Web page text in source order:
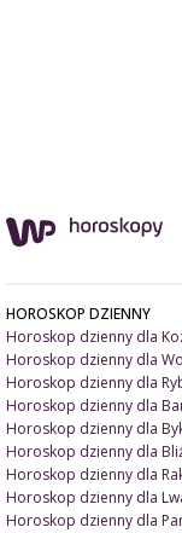
HOROSKOP DZIENNY
Horoskop dzienny dla
Horoskop dzienny dla
Horoskop dzienny dla
Horoskop dzienny dla
Horoskop dzienny dla
Horoskop dzienny dla
Horoskop dzienny dla
Horoskop dzienny dla
Horoskop dzienny dla